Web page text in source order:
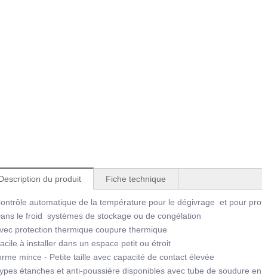
du produit Fiche technique
automatique de la température pour le dégivrage et pour
le froid systèmes de stockage ou de congélation
protection thermique coupure thermique
à installer dans un espace petit ou étroit
mince - Petite taille avec capacité de contact élevée
étanches et anti-poussière disponibles avec tube de soudure